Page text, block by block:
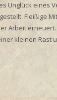
Unglück eines
Fleißige
Arbeit
kleinen Rast